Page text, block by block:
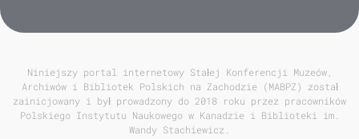
Niniejszy portal internetowy Stałej Konferencji Muzeów,
Archiwów i Bibliotek Polskich na Zachodzie (MABPZ) został
zainicjowany i był prowadzony do 2018 roku przez pracowników
Polskiego Instytutu Naukowego w Kanadzie i Biblioteki im.
Wandy Stachiewicz.